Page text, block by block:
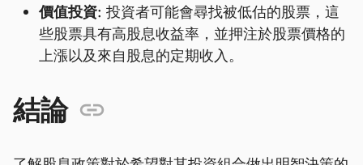
價值投資: 投資者可能會尋找被低估的股票，這
些股票具有高股息收益率，並押注於股票價格的
上漲以及來自股息的定期收入。
結論